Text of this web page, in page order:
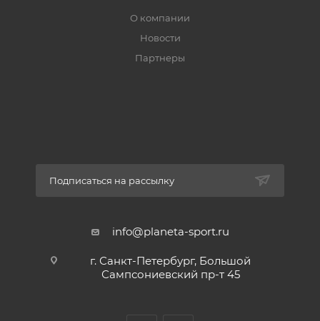
О компании
Новости
Партнеры
Подписаться на рассылку
info@planeta-sport.ru
г. Санкт-Петербург, Большой
Сампсониевский пр-т 45